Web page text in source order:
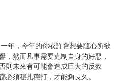
年，今年的你或許會想要隨心所欲
，然而凡事需要克制自身的好惡，
則未來有可能會造成巨大的反效
必須穩扎穩打，才能夠長久。